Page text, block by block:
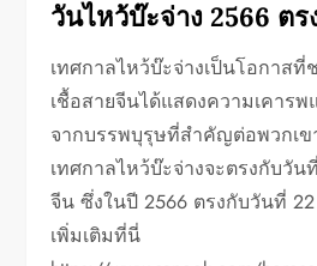
วันไหว้บ๊ะจ่าง 2566 ต
เทศกาลไหว้บ๊ะจ่างเป็นโอกาส
เชื้อสายจีนได้แสดงความเคาร
จากบรรพบุรุษที่สำคัญต่อพวกเ
เทศกาลไหว้บ๊ะจ่างจะตรงกับวั
จีน ซึ่งในปี 2566 ตรงกับวันที่
เพิ่มเติมที่นี่